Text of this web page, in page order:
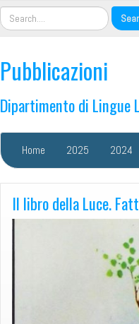
Pubblicazioni
Dipartimento di Lingue
Home 2025 2024
Il libro della Luce.